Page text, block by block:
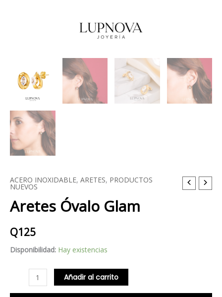
ACERO INOXIDABLE, ARETES, PRODUCTOS
NUEVOS
Aretes Óvalo Glam
Q125
Disponibilidad: Hay existencias
Aretes
Glam
Añadir al carrito